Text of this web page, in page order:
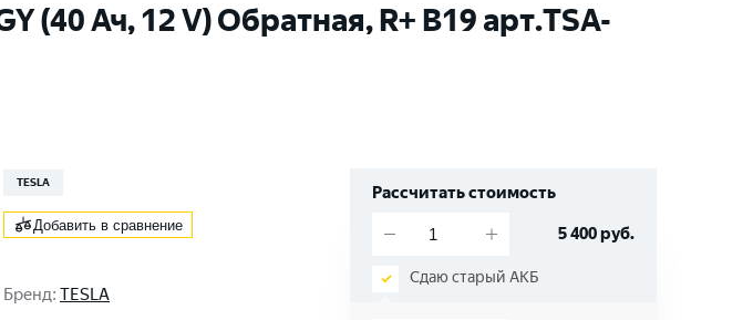
(40 Ач, 12 V) Обратная, R+ B19 арт.TSA-
TESLA
Добавить в сравнение
Бренд: TESLA
Рассчитать стоимость
5 400руб.
Сдаю старый АКБ